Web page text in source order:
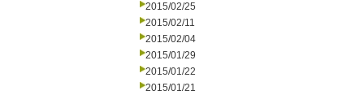
2015/02/25
2015/02/11
2015/02/04
2015/01/29
2015/01/22
2015/01/21